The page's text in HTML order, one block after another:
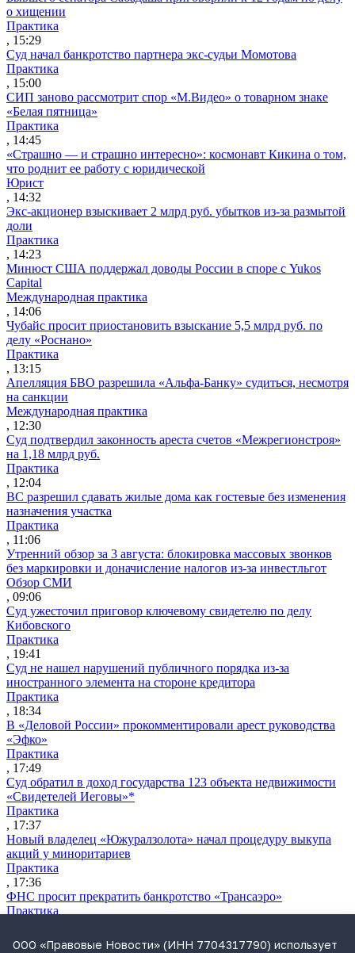
о хищении
Практика
, 15:29
Суд начал банкротство партнера экс-судьи Момотова
Практика
, 15:00
СИП заново рассмотрит спор «М.Видео» о товарном знаке
«Белая пятница»
Практика
, 14:45
«Страшно — и страшно интересно»: космонавт Кикина о том,
что роднит ее работу с юридической
Юрист
, 14:32
Экс-акционер взыскивает 2 млрд руб. убытков из-за размытой
доли
Практика
, 14:23
Минюст США поддержал доводы России в споре с Yukos
Capital
Международная практика
, 14:06
Чубайс просит приостановить взыскание 5,5 млрд руб. по
делу «Роснано»
Практика
, 13:15
Апелляция БВО разрешила «Альфа-Банку» судиться, несмотря
на санкции
Международная практика
, 12:30
Суд подтвердил законность ареста счетов «Межрегионстроя»
на 1,18 млрд руб.
Практика
, 12:04
ВС разрешил сдавать жилые дома как гостевые без изменения
назначения участка
Практика
, 11:06
Утренний обзор за 3 августа: блокировка массовых звонков
без маркировки и доначисление налогов из-за инвестльгот
Обзор СМИ
, 09:06
Суд ужесточил приговор ключевому свидетелю по делу
Кибовского
Практика
, 19:41
Суд не нашел нарушений публичного порядка из-за
иностранного элемента на стороне кредитора
Практика
, 18:34
В «Деловой России» прокомментировали арест руководства
«Эфко»
Практика
, 17:49
Суд обратил в доход государства 123 объекта недвижимости
«Свидетелей Иеговы»*
Практика
, 17:37
Новый владелец «Южуралзолота» начал процедуру выкупа
акций у миноритариев
Практика
, 17:36
ФНС просит прекратить банкротство «Трансаэро»
Практика
Обвинение запросило для Лерчек условный срок и штраф в
ООО «Правовые Новости» (ИНН 7704317790) использует